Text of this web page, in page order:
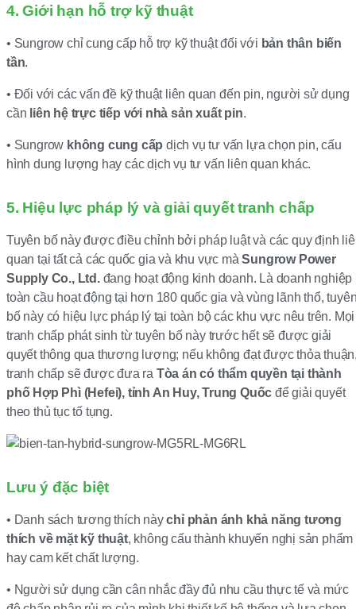
4. Giới hạn hỗ trợ kỹ thuật
• Sungrow chỉ cung cấp hỗ trợ kỹ thuật đối với bản thân biến
tần.
• Đối với các vấn đề kỹ thuật liên quan đến pin, người sử dụng
cần liên hệ trực tiếp với nhà sản xuất pin.
• Sungrow không cung cấp dịch vụ tư vấn lựa chọn pin, cấu
hình dung lượng hay các dịch vụ tư vấn liên quan khác.
5. Hiệu lực pháp lý và giải quyết tranh chấp
Tuyên bố này được điều chỉnh bởi pháp luật và các quy định
quan tại tất cả các quốc gia và khu vực màSungrow Power
Supply Co., Ltd.đang hoạt động kinh doanh. Là doanh nghiệp
toàn cầu hoạt động tại hơn 180 quốc gia và vùng lãnh thổ,
bố này có hiệu lực pháp lý tại toàn bộ các khu vực nêu trên. Mọi
tranh chấp phát sinh từ tuyên bố này trước hết sẽ được giải
quyết thông qua thương lượng; nếu không đạt được thỏa
tranh chấp sẽ được đưa ra Tòa án có thẩm quyền tại thành
phố Hợp Phì (Hefei), tỉnh An Huy, Trung Quốc để giải quyết
theo thủ tục tố tụng.
Lưu ý đặc biệt
• Danh sách tương thích nàychỉ phản ánh khả năng tương
thích về mặt kỹ thuật, không cấu thành khuyến nghị sản phẩm
hay cam kết chất lượng.
• Người sử dụng cần cân nhắc đầy đủ nhu cầu thực tế và mức